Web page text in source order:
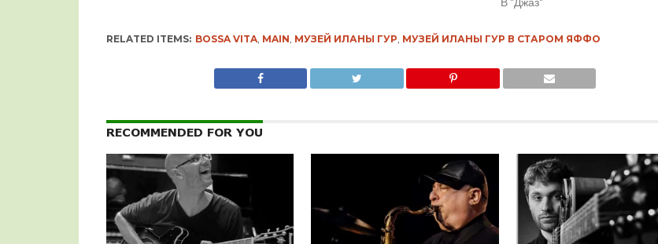
RELATED ITEMS: BOSSA VITA, MAIN, МУЗЕЙ ИЛАНЫ ГУР, МУЗЕЙ ИЛАНЫ ГУР В СТАРОМ ЯФФО
RECOMMENDED FOR YOU